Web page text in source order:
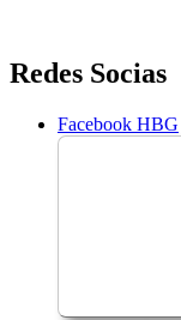
Saltar
para
conteúdo
Redes Socias
Facebook HBG